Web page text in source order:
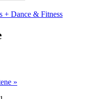
+ Dance & Fitness
»